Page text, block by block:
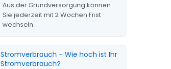
Aus der Grundversorgung können
Sie jederzeit mit 2 Wochen Frist
wechseln.
Stromverbrauch - Wie hoch ist Ihr
Stromverbrauch?